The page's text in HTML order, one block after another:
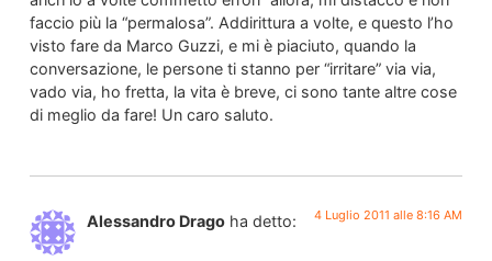
faccio più la “permalosa”. Addirittura a volte, e questo l’ho
visto fare da Marco Guzzi, e mi è piaciuto, quando la
conversazione, le persone ti stanno per “irritare” via via,
vado via, ho fretta, la vita è breve, ci sono tante altre cose
di meglio da fare! Un caro saluto.
Alessandro Drago ha detto: 4 Luglio 2011 alle 8:16 AM